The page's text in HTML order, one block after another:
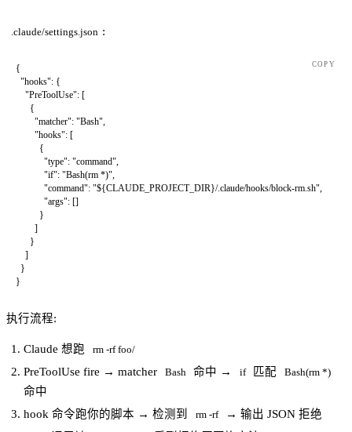
.claude/settings.json :
{
  "hooks"
: {
    "PreToolUse"
: [
      {
        "matcher"
: "Bash"
        "hooks"
: [
          {
            "type"
: "command"
            "if"
: "Bash(rm *)"
            "command"
: "${CLAUDE_PROJECT_DIR}/.claude/hooks/block-rm.sh"
            "args"
: []
          }
        ]
      }
    ]
  }
}
COPY
执行流程:
Claude 想跑 rm -rf foo/
PreToolUse fire → matcher Bash 命中 → if 匹配 Bash(rm *)
命中
hook 命令跑你的脚本 → 检测到
rm -rf
→ 输出 JSON 拒绝